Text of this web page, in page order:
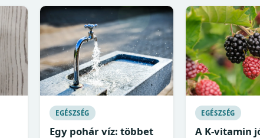
EGÉSZSÉG
Egy pohár víz: többet
EGÉSZSÉG
A K-vitamin